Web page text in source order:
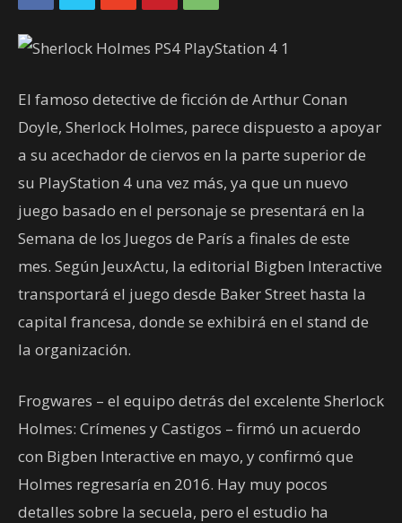
El famoso detective de ficción de Arthur Conan
Doyle, Sherlock Holmes, parece dispuesto a apoyar
a su acechador de ciervos en la parte superior de
su PlayStation 4 una vez más, ya que un nuevo
juego basado en el personaje se presentará en la
Semana de los Juegos de París a finales de este
mes. Según JeuxActu, la editorial Bigben Interactive
transportará el juego desde Baker Street hasta la
capital francesa, donde se exhibirá en el stand de
la organización.
Frogwares – el equipo detrás del excelente Sherlock
Holmes: Crímenes y Castigos – firmó un acuerdo
con Bigben Interactive en mayo, y confirmó que
Holmes regresaría en 2016. Hay muy pocos
detalles sobre la secuela, pero el estudio ha